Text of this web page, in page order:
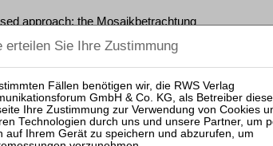
approach: the Mosaikbetrachtung
Rechtsanwalt and Associate at the Cologne